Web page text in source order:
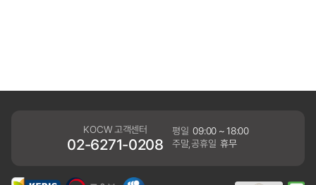
KOCW 고객센터
02-6271-0208
평일 09:00 ~ 18:00
주말,공휴일 휴무